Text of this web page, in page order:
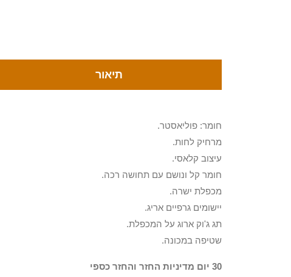
תיאור
חומר: פוליאסטר.
מרחיק לחות.
עיצוב קלאסי.
חומר קל ונושם עם תחושה רכה.
מכפלת ישרה.
יישומים גרפיים אריג.
תג ג'וק ארוג על המכפלת.
שטיפה במכונה.
30 יום מדיניות החזר והחזר כספי